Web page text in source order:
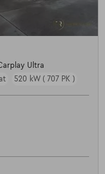
Ultra
520 kW ( 707 PK )